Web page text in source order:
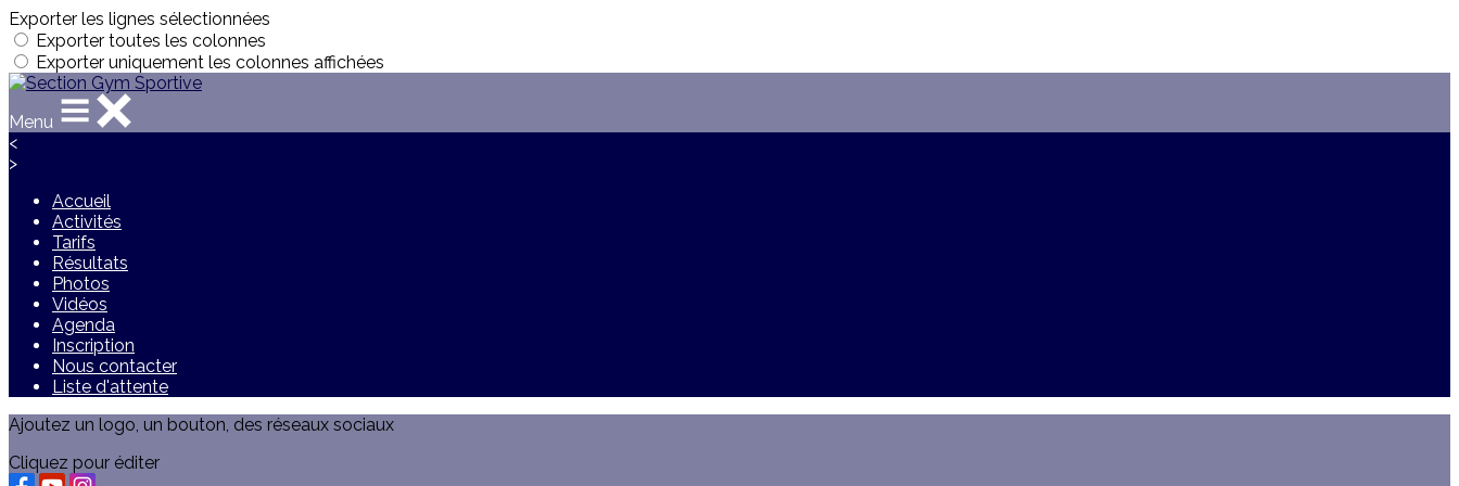
Exporter les lignes sélectionnées
Exporter toutes les colonnes
Exporter uniquement les colonnes affichées
Menu
<
>
Accueil
Activités
Tarifs
Résultats
Photos
Vidéos
Agenda
Inscription
Nous contacter
Liste d'attente
Ajoutez un logo, un bouton, des réseaux sociaux
Cliquez pour éditer